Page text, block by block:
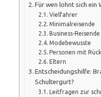
Für wen lohnt sich ein
Vielfahrer
Minimalreisende
Business-Reisende
Modebewusste
Personen mit
Eltern
Entscheidungshilfe:
Schultergurt?
Leitfragen zur